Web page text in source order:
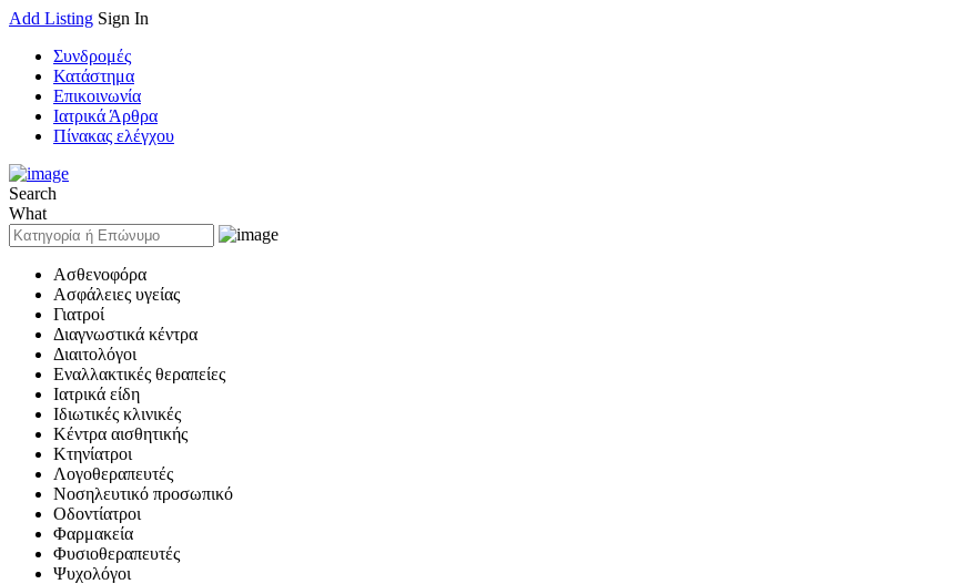
Add Listing Sign In
Συνδρομές
Κατάστημα
Επικοινωνία
Ιατρικά Άρθρα
Πίνακας ελέγχου
Search
What
Ασθενοφόρα
Ασφάλειες υγείας
Γιατροί
Διαγνωστικά κέντρα
Διαιτολόγοι
Εναλλακτικές θεραπείες
Ιατρικά είδη
Ιδιωτικές κλινικές
Κέντρα αισθητικής
Κτηνίατροι
Λογοθεραπευτές
Νοσηλευτικό προσωπικό
Οδοντίατροι
Φαρμακεία
Φυσιοθεραπευτές
Ψυχολόγοι